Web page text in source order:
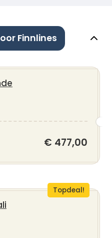
Finnlines
€ 477,00
Topdeal!